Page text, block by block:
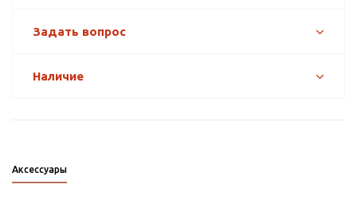
Задать вопрос
Наличие
Аксессуары